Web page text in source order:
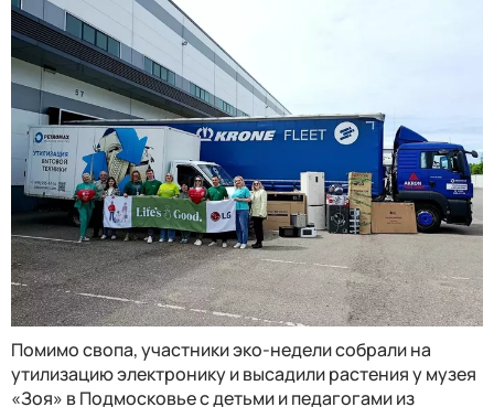
Помимо свопа, участники эко-недели собрали на
утилизацию электронику и высадили растения у музея
«Зоя» в Подмосковье с детьми и педагогами из